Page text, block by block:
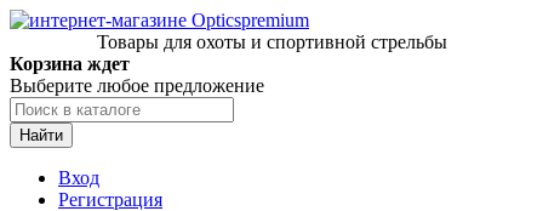
Товары для охоты и спортивной стрельбы
Корзина ждет
Выберите любое предложение
Найти
Вход
Регистрация